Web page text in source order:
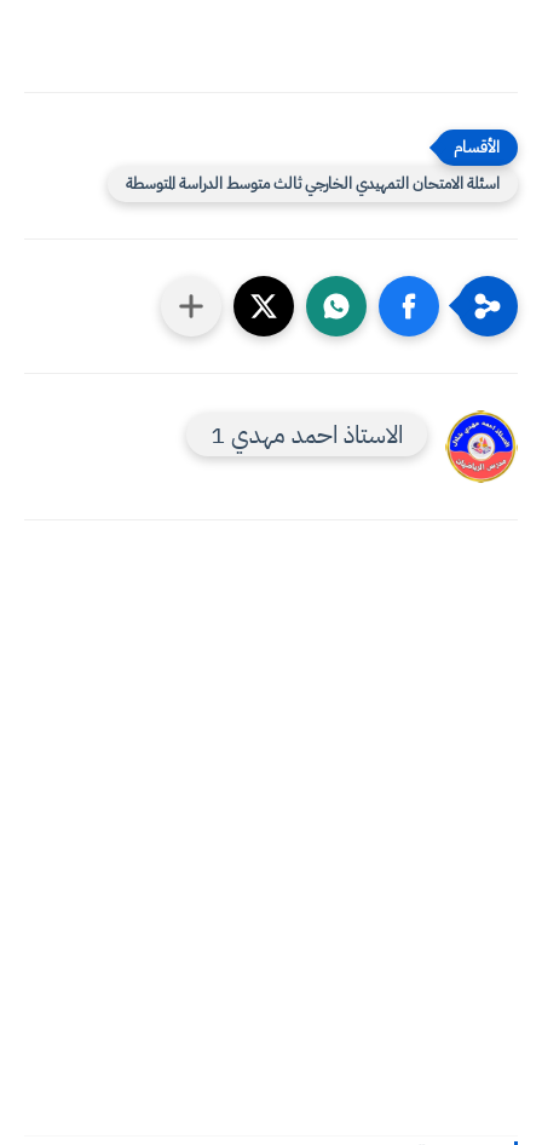
اسئلة الامتحان التمهيدي الخارجي ثالث متوسط الدراسة المتوسطة
الاستاذ احمد مهدي 1